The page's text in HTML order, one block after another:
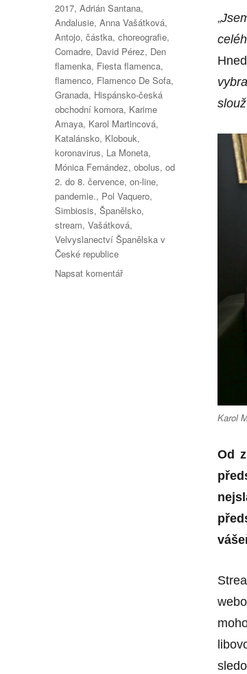
„
Karol
Od
Štítky:
2017,Adrián Santana,
Andalusie,Anna Vašátková,
Antojo,částka,choreografie,
Comadre, David Pérez, Den
flamenka, Fiesta flamenca,
flamenco, Flamenco De Sofa,
Granada, Hispánsko-česká
obchodní komora, Karime
Amaya, Karol Martincová,
Katalánsko, Klobouk,
koronavirus, La Moneta,
Mónica Fernández,obolus,od
2. do 8. července,on-line,
pandemie., Pol Vaquero,
Simbiosis,Španělsko,
stream,Vašátková,
Velvyslanectví Španělska v
České republice
Napsat komentářpro